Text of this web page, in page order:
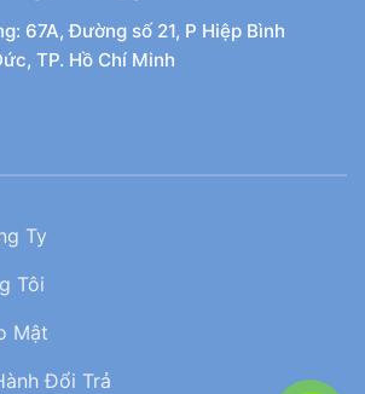
67A, Đường số 21, P Hiệp Bình
TP. Hồ Chí Minh
Ty
Tôi
Mật
Đổi Trả